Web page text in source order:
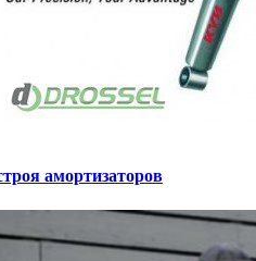
амортизаторов